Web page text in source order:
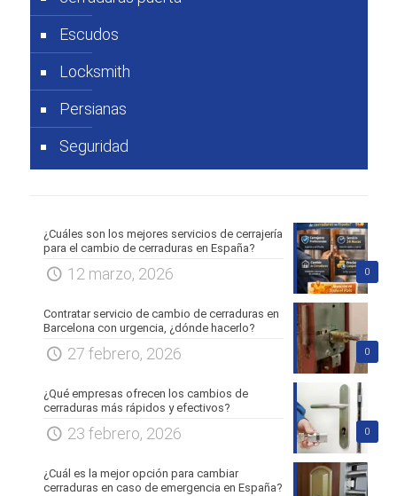
Escudos
Locksmith
Persianas
Seguridad
0
¿Cuáles son los mejores servicios de cerrajería
para el cambio de cerraduras en España?
12 marzo, 2026
0
Contratar servicio de cambio de cerraduras en
Barcelona con urgencia, ¿dónde hacerlo?
27 febrero, 2026
0
¿Qué empresas ofrecen los cambios de
cerraduras más rápidos y efectivos?
23 febrero, 2026
¿Cuál es la mejor opción para cambiar
cerraduras en caso de emergencia en España?